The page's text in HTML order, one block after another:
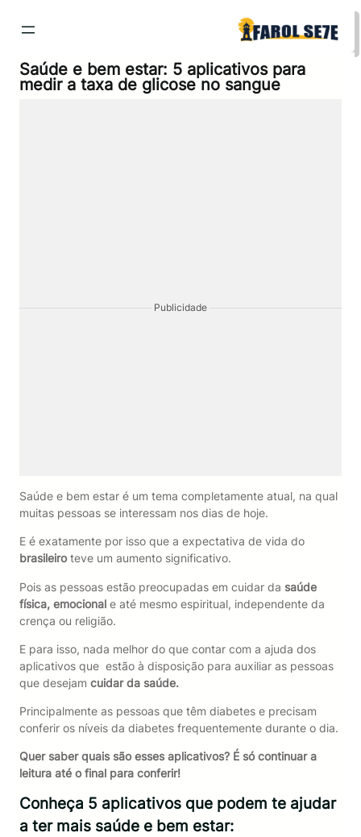
para
conteúdo
Saúde e bem estar: 5 aplicativos para
medir a taxa de glicose no sangue
Publicidade
Saúde e bem estar é um tema completamente atual, na qual
muitas pessoas se interessam nos dias de hoje.
E é exatamente por isso que a expectativa de vida do
brasileiroteve um aumento significativo.
Pois as pessoas estão preocupadas em cuidar da saúde
física, emocionale até mesmo espiritual, independente da
crença ou religião.
E para isso, nada melhor do que contar com a ajuda dos
aplicativos que estão à disposição para auxiliar as pessoas
que desejam cuidar da saúde.
Principalmente as pessoas que têm diabetes e precisam
conferir os níveis da diabetes frequentemente durante o dia.
Quer saber quais são esses aplicativos? É só continuar a
leitura até o final para conferir!
Conheça 5 aplicativos que podem te ajudar
a ter mais saúde e bem estar: